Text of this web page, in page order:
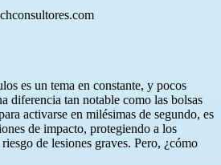
es un tema en constante, y pocos
diferencia tan notable como las bolsas
activarse en milésimas de segundo, es
de impacto, protegiendo a los
de lesiones graves. Pero, ¿cómo